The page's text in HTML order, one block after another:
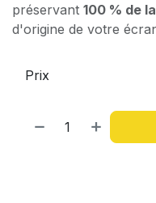
préservant 100 % de
d'origine de votre
Prix